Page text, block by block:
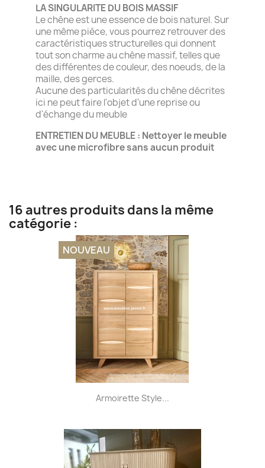
LA SINGULARITE DU BOIS MASSIF
Le chêne est une essence de bois naturel. Sur
une même pièce, vous pourrez retrouver des
caractéristiques structurelles qui donnent
tout son charme au chêne massif, telles que
des différentes de couleur, des noeuds, de la
maille, des gerces.
Aucune des particularités du chêne décrites
ici ne peut faire l'objet d'une reprise ou
d'échange du meuble
ENTRETIEN DU MEUBLE : Nettoyer le meuble
avec une microfibre sans aucun produit
16 autres produits dans la même
catégorie :
Armoirette Style...
NOUVEAU